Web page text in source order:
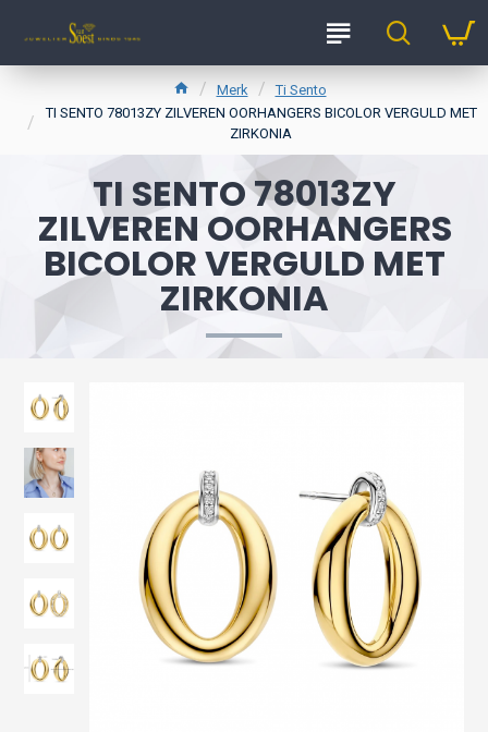
Merk
Ti Sento
TI SENTO 78013ZY ZILVEREN OORHANGERS BICOLOR VERGULD MET
ZIRKONIA
TI SENTO 78013ZY
ZILVEREN OORHANGERS
BICOLOR VERGULD MET
ZIRKONIA